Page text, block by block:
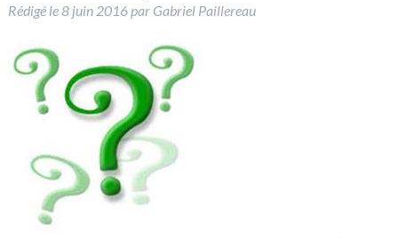
Rédigé le8 juin 2016par Gabriel Paillereau